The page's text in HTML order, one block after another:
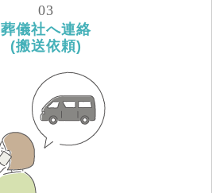
葬儀社へ連絡
(搬送依頼)